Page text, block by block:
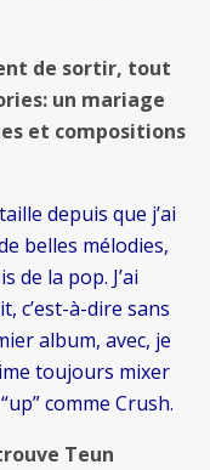
de sortir, tout
un mariage
et compositions
depuis que j’ai
belles mélodies,
de la pop. J’ai
c’est-à-dire sans
album, avec, je
toujours mixer
comme Crush.
Teun